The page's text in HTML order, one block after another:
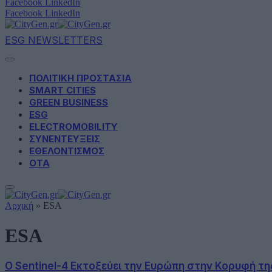
Facebook LinkedIn
Facebook LinkedIn
ESG NEWSLETTERS
ΠΟΛΙΤΙΚΗ ΠΡΟΣΤΑΣΙΑ
SMART CITIES
GREEN BUSINESS
ESG
ELECTROMOBILITY
ΣΥΝΕΝΤΕΥΞΕΙΣ
ΕΘΕΛΟΝΤΙΣΜΟΣ
ΟΤΑ
Αρχική » ESA
ESA
Ο Sentinel-4 Εκτοξεύει την Ευρώπη στην Κορυφή